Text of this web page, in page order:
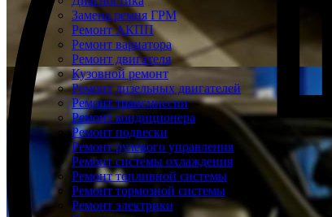
Замена ремня ГРМ
Ремонт АКПП
Ремонт вариатора
Ремонт двигателя
Кузовной ремонт
Ремонт дизельных двигателей
Ремонт трансмиссии
Ремонт кондиционера
Ремонт подвески
Ремонт рулевого управления
Ремонт системы охлаждения
Ремонт топливной системы
Ремонт тормозной системы
Ремонт электрики